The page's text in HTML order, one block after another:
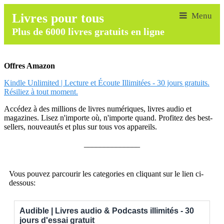
Livres pour tous
Plus de 6000 livres gratuits en ligne
Offres Amazon
Kindle Unlimited | Lecture et Écoute Illimitées - 30 jours gratuits.
Résiliez à tout moment.
Accédez à des millions de livres numériques, livres audio et
magazines. Lisez n'importe où, n'importe quand. Profitez des best-
sellers, nouveautés et plus sur tous vos appareils.
Vous pouvez parcourir les categories en cliquant sur le lien ci-
dessous:
Audible | Livres audio & Podcasts illimités - 30
jours d'essai gratuit